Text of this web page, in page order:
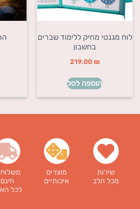
לוח מגנטי מחיק ללימוד שברים
בחשבון
219.00 ₪
הוספה לסל
שירות
מכל הלב
מוצרים
איכותיים
חינם
לכל